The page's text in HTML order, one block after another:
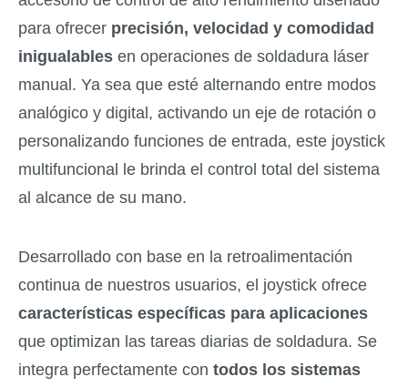
para ofrecer precisión, velocidad y comodidad
inigualables en operaciones de soldadura láser
manual. Ya sea que esté alternando entre modos
analógico y digital, activando un eje de rotación o
personalizando funciones de entrada, este joystick
multifuncional le brinda el control total del sistema
al alcance de su mano.
Desarrollado con base en la retroalimentación
continua de nuestros usuarios, el joystick ofrece
características específicas para aplicaciones
que optimizan las tareas diarias de soldadura. Se
integra perfectamente con todos los sistemas